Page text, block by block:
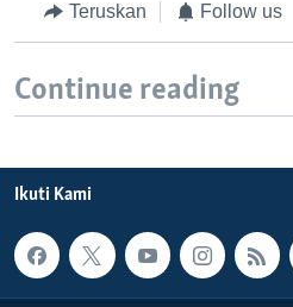
Teruskan Follow us
Continue reading
Ikuti Kami